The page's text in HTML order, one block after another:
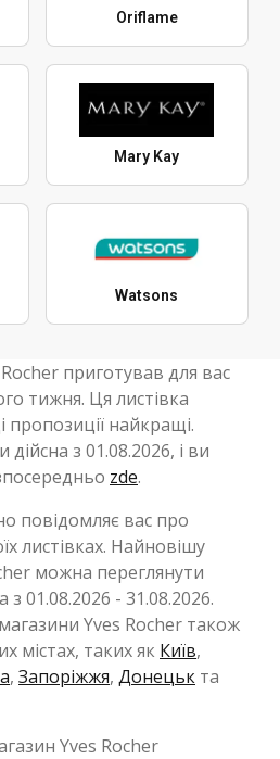
Oriflame
Mary Kay
Watsons
Rocher приготував для вас
тижня. Ця листівка
найкращі.
з 01.08.2026, і ви
zde.
повідомляє вас про
листівках. Найновішу
можна переглянути
з 01.08.2026 - 31.08.2026.
Yves Rocher також
містах, таких як Київ,
, Запоріжжя, Донецьк та
Yves Rocher